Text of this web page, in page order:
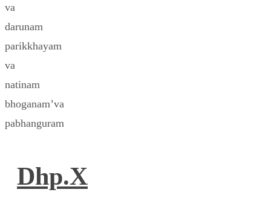
va
darunam
parikkhayam
va
natinam
bhoganam’va
pabhanguram
Dhp.X